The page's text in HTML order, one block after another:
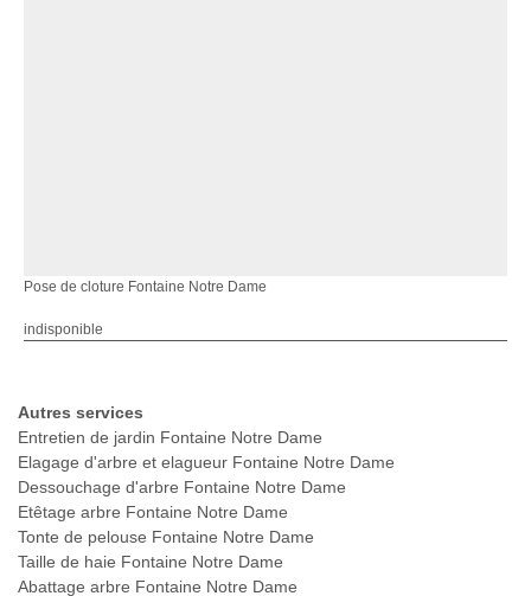
Pose de cloture Fontaine Notre Dame
indisponible
Autres services
Entretien de jardin Fontaine Notre Dame
Elagage d'arbre et elagueur Fontaine Notre Dame
Dessouchage d'arbre Fontaine Notre Dame
Etêtage arbre Fontaine Notre Dame
Tonte de pelouse Fontaine Notre Dame
Taille de haie Fontaine Notre Dame
Abattage arbre Fontaine Notre Dame